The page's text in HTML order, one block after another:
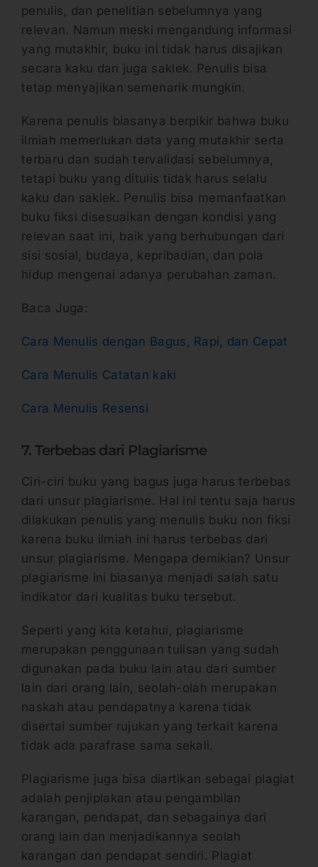
penulis, dan penelitian sebelumnya yang
relevan. Namun meski mengandung informasi
yang mutakhir, buku ini tidak harus disajikan
secara kaku dan juga saklek. Penulis bisa
tetap menyajikan semenarik mungkin.
Karena penulis biasanya berpikir bahwa buku
ilmiah memerlukan data yang mutakhir serta
terbaru dan sudah tervalidasi sebelumnya,
tetapi buku yang ditulis tidak harus selalu
kaku dan saklek. Penulis bisa memanfaatkan
buku fiksi disesuaikan dengan kondisi yang
relevan saat ini, baik yang berhubungan dari
sisi sosial, budaya, kepribadian, dan pola
hidup mengenai adanya perubahan zaman.
Baca Juga:
Cara Menulis dengan Bagus, Rapi, dan Cepat
Cara Menulis Catatan kaki
Cara Menulis Resensi
7. Terbebas dari Plagiarisme
Ciri-ciri buku yang bagus juga harus terbebas
dari unsur plagiarisme. Hal ini tentu saja harus
dilakukan penulis yang menulis buku non fiksi
karena buku ilmiah ini harus terbebas dari
unsur plagiarisme. Mengapa demikian? Unsur
plagiarisme ini biasanya menjadi salah satu
indikator dari kualitas buku tersebut.
Seperti yang kita ketahui, plagiarisme
merupakan penggunaan tulisan yang sudah
digunakan pada buku lain atau dari sumber
lain dari orang lain, seolah-olah merupakan
naskah atau pendapatnya karena tidak
disertai sumber rujukan yang terkait karena
tidak ada parafrase sama sekali.
Plagiarisme juga bisa diartikan sebagai plagiat
adalah penjiplakan atau pengambilan
karangan, pendapat, dan sebagainya dari
orang lain dan menjadikannya seolah
karangan dan pendapat sendiri. Plagiat